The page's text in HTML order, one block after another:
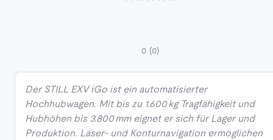
0 (0)
Der STILL EXV iGo ist ein automatisierter
Hochhubwagen. Mit bis zu 1.600 kg Tragfähigkeit und
Hubhöhen bis 3.800 mm eignet er sich für Lager und
Produktion. Laser‑ und Konturnavigation ermöglichen